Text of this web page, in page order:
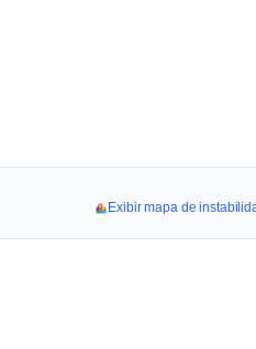
Exibir mapa de